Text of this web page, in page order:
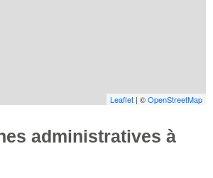
Leaflet | ©OpenStreetMap
administratives à